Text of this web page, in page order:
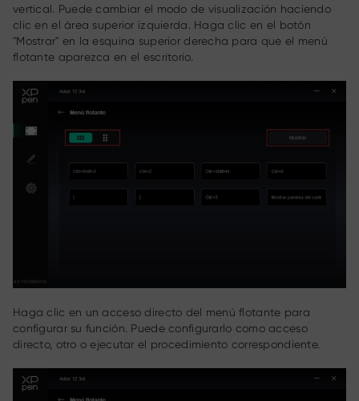
vertical. Puede cambiar el modo de visualización haciendo
clic en el área superior izquierda. Haga clic en el botón
"Mostrar" en la esquina superior derecha para que el menú
flotante aparezca en el escritorio.
Haga clic en un acceso directo del menú flotante para
configurar su función. Puede configurarlo como acceso
directo, otro o ejecutar el procedimiento correspondiente.